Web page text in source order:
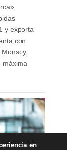
y exporta
con
máxima
en